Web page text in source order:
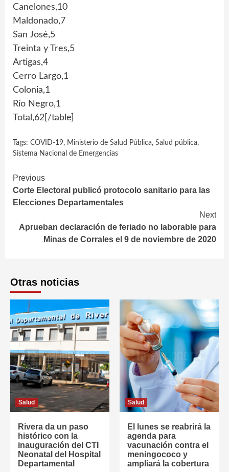
Canelones,10
Maldonado,7
San José,5
Treinta y Tres,5
Artigas,4
Cerro Largo,1
Colonia,1
Río Negro,1
Total,62[/table]
Tags: COVID-19, Ministerio de Salud Pública, Salud pública,
Sistema Nacional de Emergencias
Continue
Reading
Previous
Corte Electoral publicó protocolo sanitario para las
Elecciones Departamentales
Next
Aprueban declaración de feriado no laborable para
Minas de Corrales el 9 de noviembre de 2020
Otras noticias
Salud
Rivera da un paso
histórico con la
inauguración del CTI
Neonatal del Hospital
Departamental
Salud
El lunes se reabrirá la
agenda para
vacunación contra el
meningococo y
ampliará la cobertura